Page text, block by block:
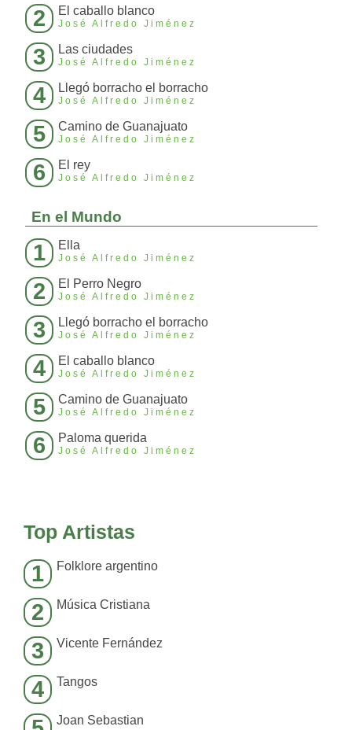
2 El caballo blanco
José Alfredo Jiménez
3 Las ciudades
José Alfredo Jiménez
4 Llegó borracho el borracho
José Alfredo Jiménez
5 Camino de Guanajuato
José Alfredo Jiménez
6 El rey
José Alfredo Jiménez
En el Mundo
1 Ella
José Alfredo Jiménez
2 El Perro Negro
José Alfredo Jiménez
3 Llegó borracho el borracho
José Alfredo Jiménez
4 El caballo blanco
José Alfredo Jiménez
5 Camino de Guanajuato
José Alfredo Jiménez
6 Paloma querida
José Alfredo Jiménez
Top Artistas
1 Folklore argentino
2 Música Cristiana
3 Vicente Fernández
4 Tangos
Joan Sebastian